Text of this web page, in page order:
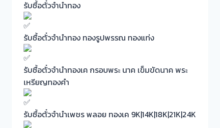
รับซื้อตั๋วจำนำทอง
รับซื้อตั๋วจำนำทอง ทองรูปพรรณ ทองแท่ง
รับซื้อตั๋วจำนำทองเค กรอบพระ นาค เข็มขัดนาค พระ
เหรียญทองคำ
รับซื้อตั๋วจำนำเพชร พลอย ทองเค 9K|14K|18K|21K|24K